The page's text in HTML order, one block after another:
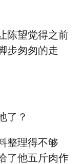
陈望觉得之前
步匆匆的走
了？
整理得不够
了他五斤肉作